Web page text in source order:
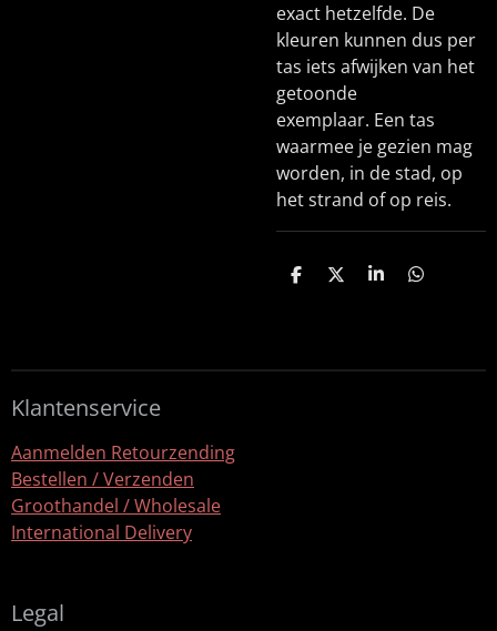
exact hetzelfde. De
kleuren kunnen dus per
tas iets afwijken van het
getoonde
exemplaar. Een tas
waarmee je gezien mag
worden, in de stad, op
het strand of op reis.
D
D
S
D
Klantenservice
Aanmelden Retourzending
Bestellen / Verzenden
Groothandel / Wholesale
International Delivery
Legal